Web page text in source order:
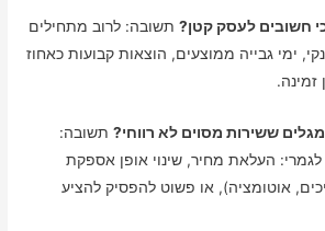
חשובים לעסק קטן? תשובה: לרוב מתחילים
ימי גבייה ממוצעים, הוצאות קבועות כאחוז
זמינה.
ששירות מסוים לא רווחי? תשובה:
לגמרי: העלאת מחיר, שינוי אופן אספקת
אוטומציה), או פשוט להפסיק להציע